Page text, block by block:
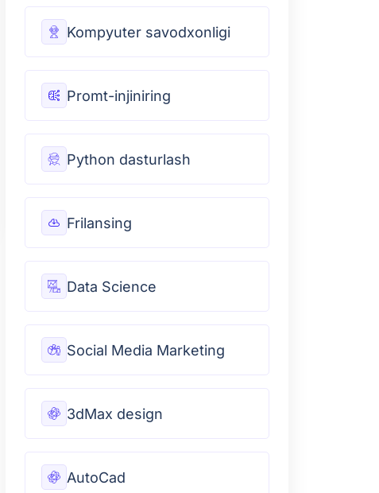
Kompyuter savodxonligi
Promt-injiniring
Python dasturlash
Frilansing
Data Science
Social Media Marketing
3dMax design
AutoCad